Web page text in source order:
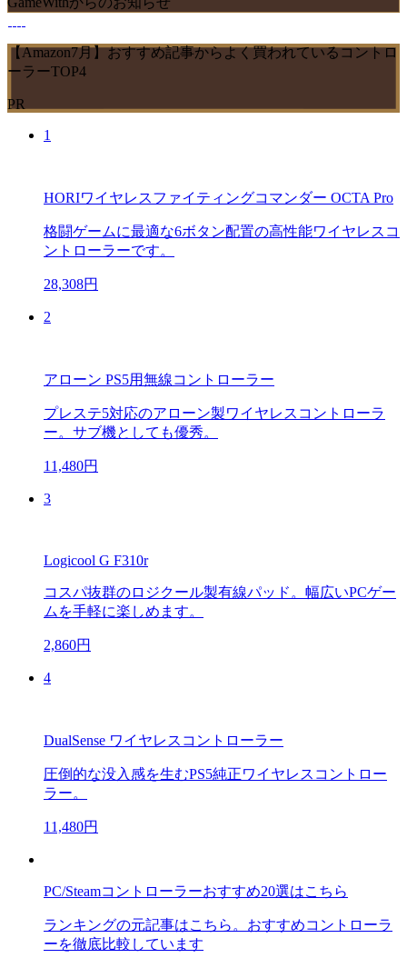
【Amazon7月】おすすめ記事からよく買われているコントロ
ーラーTOP4
PR
1
HORIワイヤレスファイティングコマンダー OCTA Pro
格闘ゲームに最適な6ボタン配置の高性能ワイヤレスコ
ントローラーです。
28,308円
2
アローン PS5用無線コントローラー
プレステ5対応のアローン製ワイヤレスコントローラ
ー。サブ機としても優秀。
11,480円
3
Logicool G F310r
コスパ抜群のロジクール製有線パッド。幅広いPCゲー
ムを手軽に楽しめます。
2,860円
4
DualSense ワイヤレスコントローラー
圧倒的な没入感を生むPS5純正ワイヤレスコントロー
ラー。
11,480円
PC/Steamコントローラーおすすめ20選はこちら
ランキングの元記事はこちら。おすすめコントローラ
ーを徹底比較しています